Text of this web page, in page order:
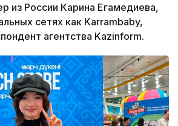
из России Карина Егамедиева,
сетях как Karrambaby,
агентства Kazinform.